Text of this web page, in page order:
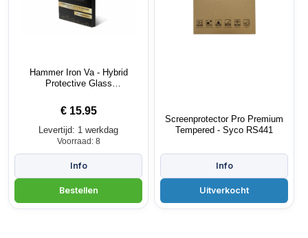
Hammer Iron Va - Hybrid
Protective Glass
€ 15.95
Levertijd: 1 werkdag
Voorraad: 8
Screenprotector Pro Premium
Tempered - Syco RS441